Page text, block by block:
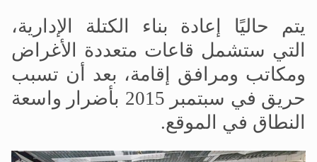
يتم حاليًا إعادة بناء الكتلة الإدارية،
التي ستشمل قاعات متعددة الأغراض
ومكاتب ومرافق إقامة، بعد أن تسبب
حريق في سبتمبر 2015 بأضرار واسعة
النطاق في الموقع.